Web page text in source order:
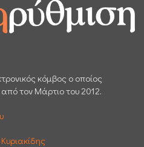
κόμβος ο οποίος
τον Μάρτιο του 2012.